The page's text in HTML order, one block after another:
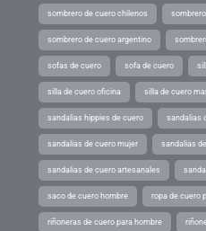
sombrero de cuero chilenos
sombrero de cuero argentino
sofas de cuero sofa de cuero
silla de cuero oficina silla de cuero
sandalias hippies de cuero sandalias
sandalias de cuero mujer sandalias
sandalias de cuero artesanales
saco de cuero hombre ropa de cuero
riñoneras de cuero para hombre